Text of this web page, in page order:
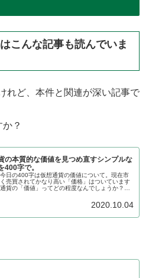
こんな記事も読んでいま
れど、本件と関連が深い記事で
？
の本質的な価値を見つめ直すシンプルな
400字で。
日の400字は仮想通貨の価値について。現在市
売買されてかなり高い「価格」はついています
貨の「価値」ってどの程度なんでしょうか？こ
2020.10.04